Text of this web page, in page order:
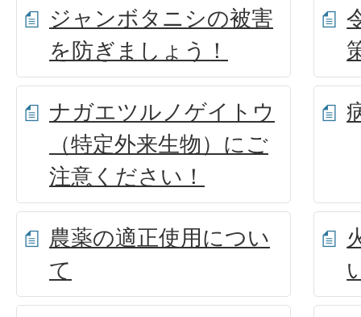
ジャンボタニシの被害
を防ぎましょう！
ナガエツルノゲイトウ
（特定外来生物）にご
注意ください！
農薬の適正使用につい
て